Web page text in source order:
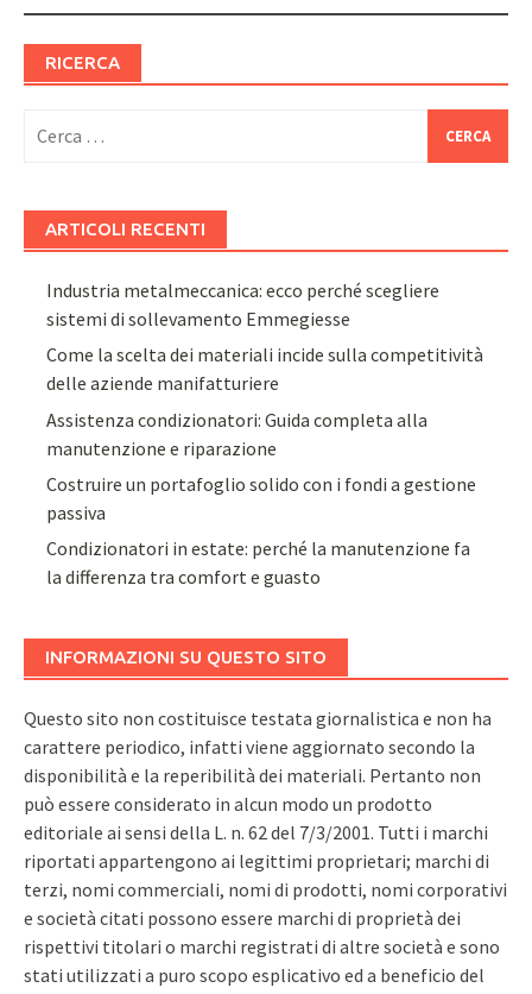
RICERCA
per:
ARTICOLI RECENTI
Industria metalmeccanica: ecco perché scegliere
sistemi di sollevamento Emmegiesse
Come la scelta dei materiali incide sulla competitività
delle aziende manifatturiere
Assistenza condizionatori: Guida completa alla
manutenzione e riparazione
Costruire un portafoglio solido con i fondi a gestione
passiva
Condizionatori in estate: perché la manutenzione fa
la differenza tra comfort e guasto
INFORMAZIONI SU QUESTO SITO
Questo sito non costituisce testata giornalistica e non ha
carattere periodico, infatti viene aggiornato secondo la
disponibilità e la reperibilità dei materiali. Pertanto non
può essere considerato in alcun modo un prodotto
editoriale ai sensi della L. n. 62 del 7/3/2001. Tutti i marchi
riportati appartengono ai legittimi proprietari; marchi di
terzi, nomi commerciali, nomi di prodotti, nomi corporativi
e società citati possono essere marchi di proprietà dei
rispettivi titolari o marchi registrati di altre società e sono
stati utilizzati a puro scopo esplicativo ed a beneficio del